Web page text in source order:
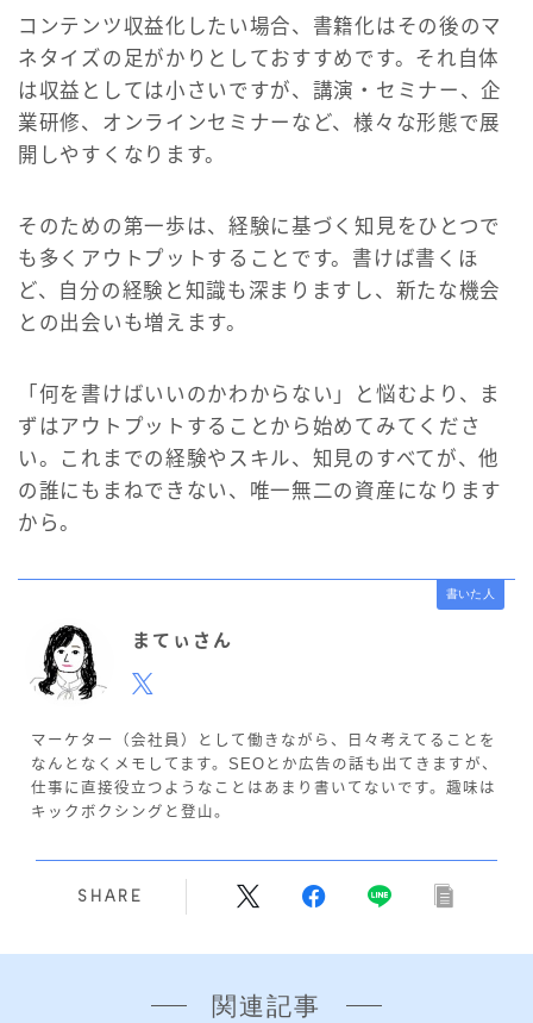
コンテンツ収益化したい場合、書籍化はその後のマ
ネタイズの足がかりとしておすすめです。それ自体
は収益としては小さいですが、講演・セミナー、企
業研修、オンラインセミナーなど、様々な形態で展
開しやすくなります。
そのための第一歩は、経験に基づく知見をひとつで
も多くアウトプットすることです。書けば書くほ
ど、自分の経験と知識も深まりますし、新たな機会
との出会いも増えます。
「何を書けばいいのかわからない」と悩むより、ま
ずはアウトプットすることから始めてみてくださ
い。これまでの経験やスキル、知見のすべてが、他
の誰にもまねできない、唯一無二の資産になります
から。
書いた人
まてぃさん
マーケター（会社員）として働きながら、日々考えてることを
なんとなくメモしてます。SEOとか広告の話も出てきますが、
仕事に直接役立つようなことはあまり書いてないです。趣味は
キックボクシングと登山。
SHARE
関連記事